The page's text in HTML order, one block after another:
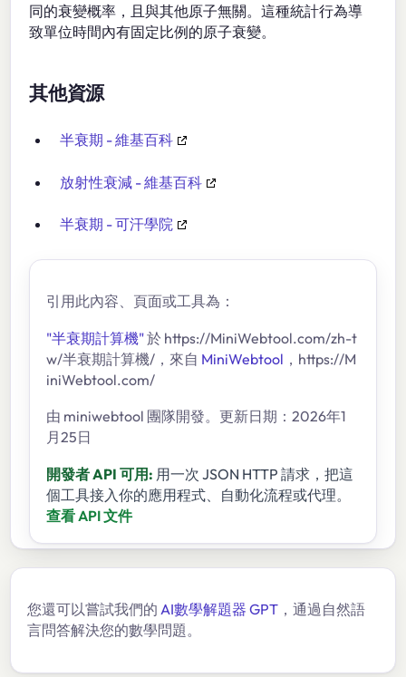
同的衰變概率，且與其他原子無關。這種統計行為導
致單位時間內有固定比例的原子衰變。
其他資源
半衰期 - 維基百科
放射性衰減 - 維基百科
半衰期 - 可汗學院
引用此內容、頁面或工具為：
"半衰期計算機"於 https://MiniWebtool.com/zh-t
w/半衰期計算機/，來自 MiniWebtool ，https://M
iniWebtool.com/
由 miniwebtool 團隊開發。更新日期：2026年1
月25日
開發者 API 可用: 用一次 JSON HTTP 請求，把這
個工具接入你的應用程式、自動化流程或代理。
查看 API 文件
您還可以嘗試我們的 AI數學解題器 GPT ，通過自然語
言問答解決您的數學問題。